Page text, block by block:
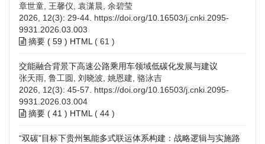
章世童, 王馨仪, 袁潇晨, 余碧莹
2026, 12(3): 29-44. https://doi.org/10.16503/j.cnki.2095-
9931.2026.03.003
摘要 ( 59 ) HTML ( 61 )
交能融合背景下高速公路乘用车领域低碳化发展与建议
张天雨, 鲁工圆, 刘晓波, 姚恩建, 骆泳吉
2026, 12(3): 45-57. https://doi.org/10.16503/j.cnki.2095-
9931.2026.03.004
摘要 ( 41 ) HTML ( 44 )
“双碳”目标下贵州氢能多式联运体系构建：战略逻辑与实施路